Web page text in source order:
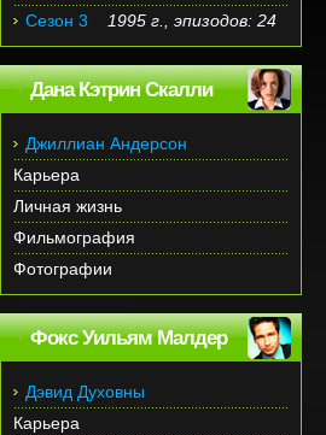
Сезон 3
1995 г., эпизодов: 24
Дана Кэтрин Скалли
Джиллиан Андерсон
Карьера
Личная жизнь
Фильмография
Фотографии
Фокс Уильям Малдер
Дэвид Духовны
Карьера